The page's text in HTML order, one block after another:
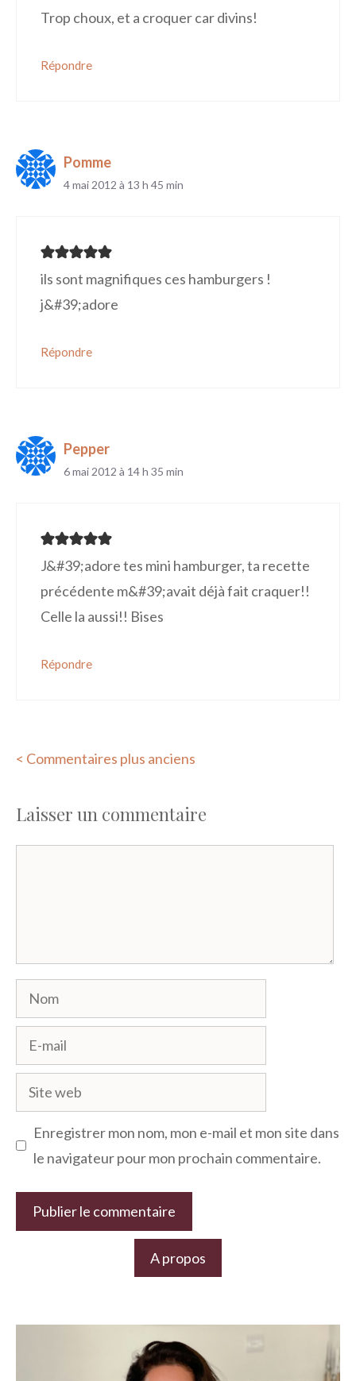
Trop choux, et a croquer car divins!
Répondre
Pomme
4 mai 2012 à 13 h 45 min
ils sont magnifiques ces hamburgers !
j&#39;adore
Répondre
Pepper
6 mai 2012 à 14 h 35 min
J&#39;adore tes mini hamburger, ta recette
précédente m&#39;avait déjà fait craquer!!
Celle la aussi!! Bises
Répondre
Navigation
commentaires
< Commentaires plus anciens
Laisser un commentaire
Nom
mail
Site
web
Enregistrer mon nom, mon e-mail et mon site dans
le navigateur pour mon prochain commentaire.
A propos